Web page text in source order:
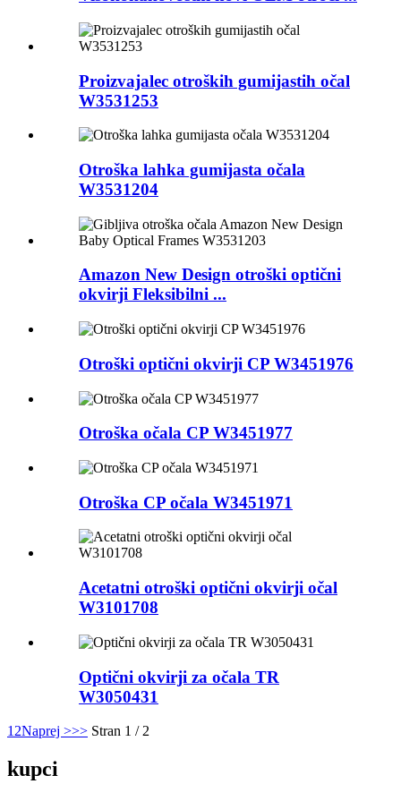
Proizvajalec otroških gumijastih očal
W3531253
Otroška lahka gumijasta očala
W3531204
Amazon New Design otroški optični
okvirji Fleksibilni ...
Otroški optični okvirji CP W3451976
Otroška očala CP W3451977
Otroška CP očala W3451971
Acetatni otroški optični okvirji očal
W3101708
Optični okvirji za očala TR
W3050431
1 2Naprej >>> Stran 1 / 2
kupci